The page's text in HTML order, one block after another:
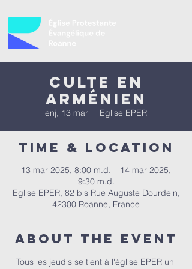
Culte en
Arménien
enj, 13 mar
  |
Eglise EPER
Time & Location
13 mar 2025, 8:00 m.d. – 14 mar 2025,
9:30 m.d.
Eglise EPER, 82 bis Rue Auguste Dourdein,
42300 Roanne, France
About the event
Tous les jeudis se tient à l'église EPER un